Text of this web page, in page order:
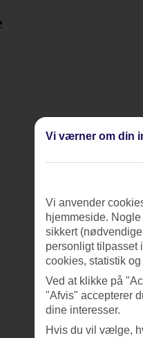
Vi værner om din
Vi anvender
hjemmeside.
sikkert
personligt tilpasset
cookies, statistik
Ved at klikke på
"Afvis" accepterer
dine interesser.
Hvis du vil vælge,